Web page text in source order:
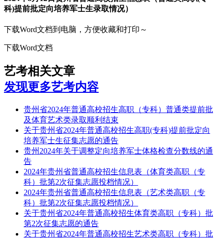
科)提前批定向培养军士生录取情况）
下载Word文档到电脑，方便收藏和打印～
下载Word文档
艺考相关文章
发现更多艺考内容
贵州省2024年普通高校招生高职（专科）普通类提前批
及体育艺术类录取顺利结束
关于贵州省2024年普通高校招生高职(专科)提前批定向
培养军士生征集志愿的通告
贵州2024年关于调整定向培养军士体格检查分数线的通
告
2024年贵州省普通高校招生信息表（体育类高职（专
科）批第2次征集志愿投档情况）
2024年贵州省普通高校招生信息表（艺术类高职（专
科）批第2次征集志愿投档情况）
关于贵州省2024年普通高校招生体育类高职（专科）批
第2次征集志愿的通告
关于贵州省2024年普通高校招生艺术类高职（专科）批